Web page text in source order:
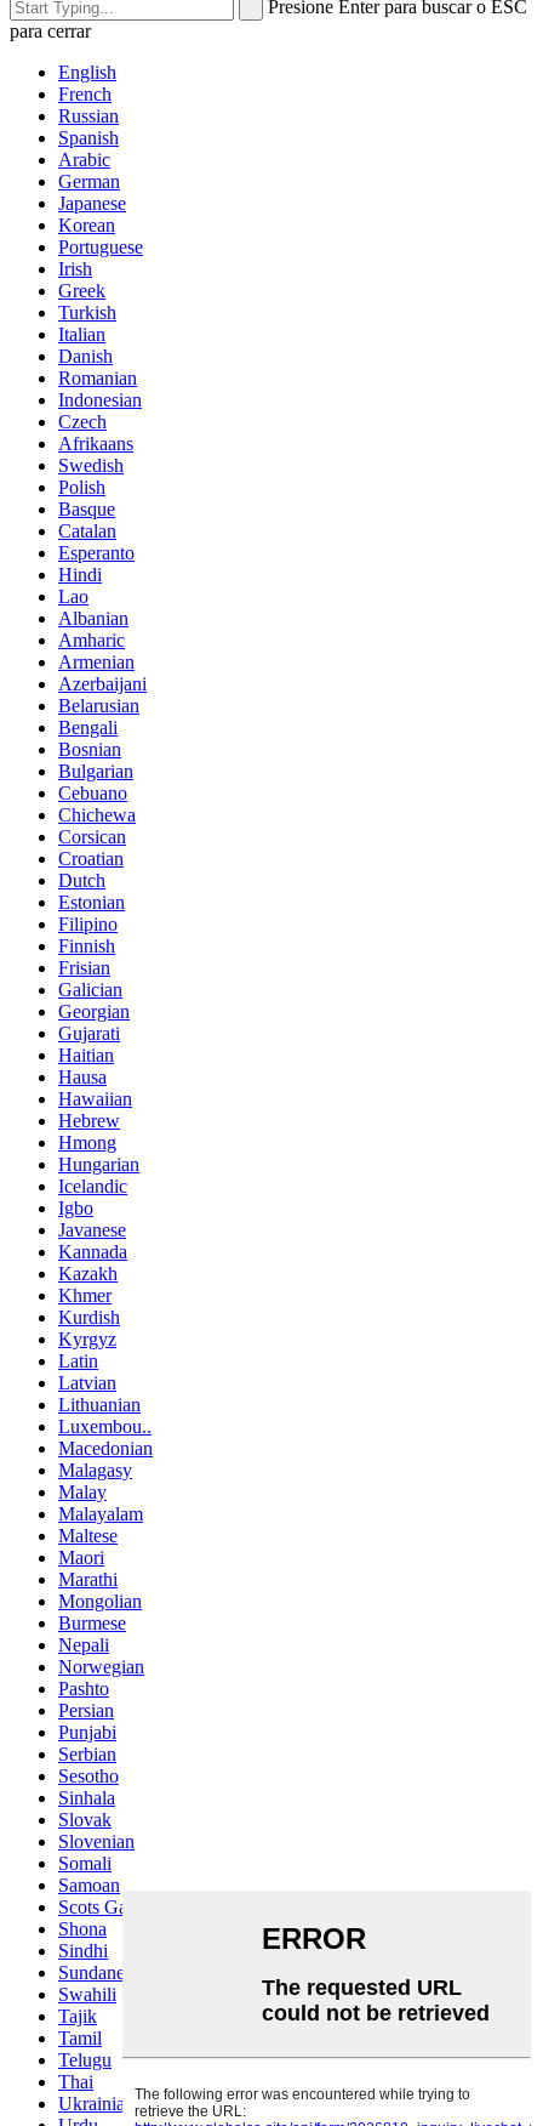
Presione Enter para buscar o ESC
para cerrar
English
French
Russian
Spanish
Arabic
German
Japanese
Korean
Portuguese
Irish
Greek
Turkish
Italian
Danish
Romanian
Indonesian
Czech
Afrikaans
Swedish
Polish
Basque
Catalan
Esperanto
Hindi
Lao
Albanian
Amharic
Armenian
Azerbaijani
Belarusian
Bengali
Bosnian
Bulgarian
Cebuano
Chichewa
Corsican
Croatian
Dutch
Estonian
Filipino
Finnish
Frisian
Galician
Georgian
Gujarati
Haitian
Hausa
Hawaiian
Hebrew
Hmong
Hungarian
Icelandic
Igbo
Javanese
Kannada
Kazakh
Khmer
Kurdish
Kyrgyz
Latin
Latvian
Lithuanian
Luxembou..
Macedonian
Malagasy
Malay
Malayalam
Maltese
Maori
Marathi
Mongolian
Burmese
Nepali
Norwegian
Pashto
Persian
Punjabi
Serbian
Sesotho
Sinhala
Slovak
Slovenian
Somali
Samoan
Scots Gaelic
Shona
Sindhi
Sundanese
Swahili
Tajik
Tamil
Telugu
Thai
Ukrainian